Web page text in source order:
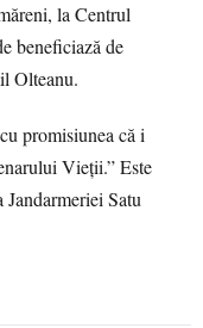
la Centrul
beneficiază de
Olteanu.
promisiunea că i
Vieții.” Este
Jandarmeriei Satu